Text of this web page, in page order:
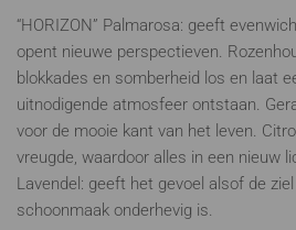
“HORIZON” Palmarosa: geeft
opent nieuwe perspectieven.
blokkades en somberheid los en laat
uitnodigende atmosfeer ontstaan.
voor de mooie kant van het leven.
vreugde, waardoor alles in een nieuw
Lavendel: geeft het gevoel alsof de
schoonmaak onderhevig is.